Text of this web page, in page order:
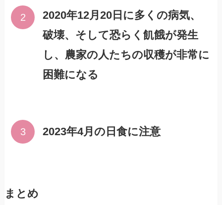
2020年12月20日に多くの病気、
破壊、そして恐らく飢餓が発生
し、農家の人たちの収穫が非常に
困難になる
2023年4月の日食に注意
まとめ